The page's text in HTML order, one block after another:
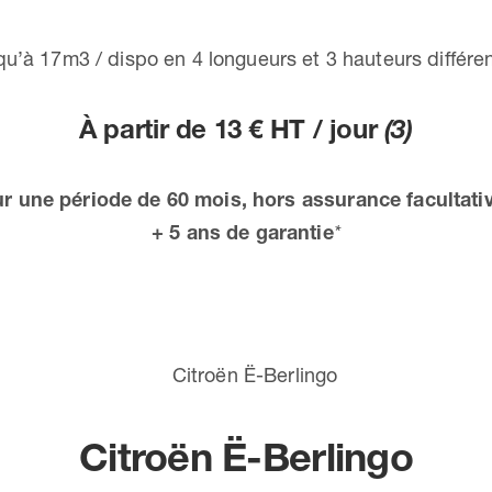
17m3 / dispo en 4 longueurs et 3 hauteurs
À partir de 13 € HT / jour(3)
une période de 60 mois, hors assurance
+ 5 ans de garantie*
Citroën Ë-Berlingo